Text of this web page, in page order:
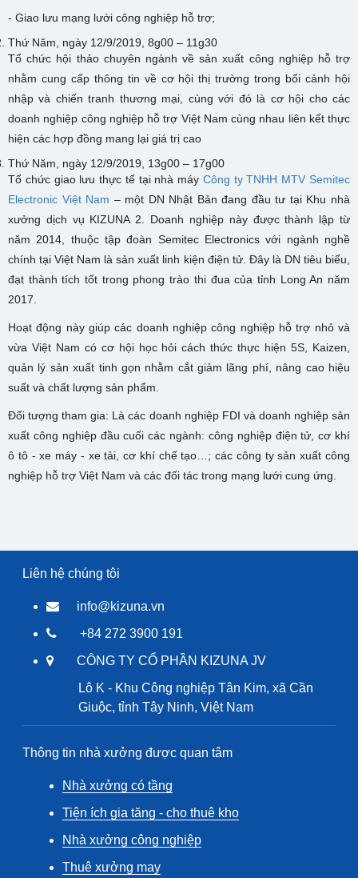
- Giao lưu mạng lưới công nghiệp hỗ trợ;
Thứ Năm, ngày 12/9/2019, 8g00 – 11g30
Tổ chức hội thảo chuyên ngành về sản xuất công nghiệp hỗ trợ
nhằm cung cấp thông tin về cơ hội thị trường trong bối cảnh hội
nhập và chiến tranh thương mại, cùng với đó là cơ hội cho các
doanh nghiệp công nghiệp hỗ trợ Việt Nam cùng nhau liên kết thực
hiện các hợp đồng mang lại giá trị cao
Thứ Năm, ngày 12/9/2019, 13g00 – 17g00
Tổ chức giao lưu thực tế tại nhà máy Công ty TNHH MTV Semitec
Electronic Việt Nam – một DN Nhật Bản đang đầu tư tại Khu nhà
xưởng dịch vụ KIZUNA 2. Doanh nghiệp này được thành lập từ
năm 2014, thuộc tập đoàn Semitec Electronics với ngành nghề
chính tại Việt Nam là sản xuất linh kiện điện tử. Đây là DN tiêu biểu,
đạt thành tích tốt trong phong trào thi đua của tỉnh Long An năm
2017.
Hoạt động này giúp các doanh nghiệp công nghiệp hỗ trợ nhỏ và
vừa Việt Nam có cơ hội học hỏi cách thức thực hiện 5S, Kaizen,
quản lý sản xuất tinh gọn nhằm cắt giảm lãng phí, nâng cao hiệu
suất và chất lượng sản phẩm.
Đối tượng tham gia: Là các doanh nghiệp FDI và doanh nghiệp sản
xuất công nghiệp đầu cuối các ngành: công nghiệp điện tử, cơ khí
ô tô - xe máy - xe tải, cơ khí chế tạo…; các công ty sản xuất công
nghiệp hỗ trợ Việt Nam và các đối tác trong mạng lưới cung ứng.
Liên hệ chúng tôi
info@kizuna.vn
+84 272 3900 191
CÔNG TY CỔ PHẦN KIZUNA JV
Lô K - Khu Công nghiệp Tân Kim, xã Cần
Giuộc, tỉnh Tây Ninh, Việt Nam
Thông tin nhà xưởng được quan tâm
Nhà xưởng có tầng
Tiện ích gia tăng - cho thuê kho
Nhà xưởng công nghiệp
Thuê xưởng may